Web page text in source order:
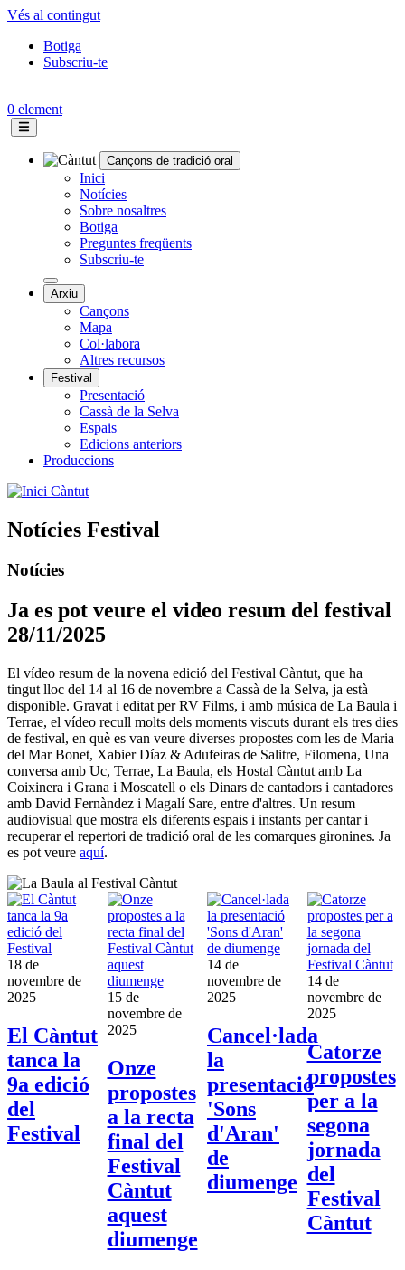
Vés al contingut
Topbar
Botiga
Subscriu-te
0 element
Navegació
principal
Cançons de tradició oral
Inici
Notícies
Sobre nosaltres
Botiga
Preguntes freqüents
Subscriu-te
Arxiu
Cançons
Mapa
Col·labora
Altres recursos
Festival
Presentació
Cassà de la Selva
Espais
Edicions anteriors
Produccions
Càntut
Notícies Festival
Notícies
Ja es pot veure el video resum del festival
28/11/2025
El vídeo resum de la novena edició del Festival Càntut, que ha
tingut lloc del 14 al 16 de novembre a Cassà de la Selva, ja està
disponible. Gravat i editat per RV Films, i amb música de La Baula i
Terrae, el vídeo recull molts dels moments viscuts durant els tres dies
de festival, en què es van veure diverses propostes com les de Maria
del Mar Bonet, Xabier Díaz & Adufeiras de Salitre, Filomena, Una
conversa amb Uc, Terrae, La Baula, els Hostal Càntut amb La
Coixinera i Grana i Moscatell o els Dinars de cantadors i cantadores
amb David Fernàndez i Magalí Sare, entre d'altres. Un resum
audiovisual que mostra els diferents espais i instants per cantar i
recuperar el repertori de tradició oral de les comarques gironines. Ja
es pot veure aquí.
18 de
novembre de
2025
El Càntut
tanca la
9a edició
del
Festival
15 de
novembre de
2025
Onze
propostes
a la recta
final del
Festival
Càntut
aquest
diumenge
14 de
novembre de
2025
Cancel·lada
la
presentació
'Sons
d'Aran'
de
diumenge
14 de
novembre de
2025
Catorze
propostes
per a la
segona
jornada
del
Festival
Càntut